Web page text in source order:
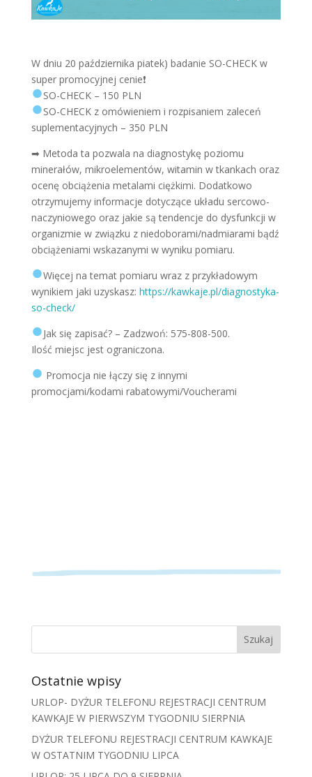
W dniu 20 października piatek) badanie SO-CHECK w
super promocyjnej cenie❗️
SO-CHECK – 150 PLN
SO-CHECK z omówieniem i rozpisaniem zaleceń
suplementacyjnych – 350 PLN
➡ Metoda ta pozwala na diagnostykę poziomu
minerałów, mikroelementów, witamin w tkankach oraz
ocenę obciążenia metalami ciężkimi. Dodatkowo
otrzymujemy informacje dotyczące układu sercowo-
naczyniowego oraz jakie są tendencje do dysfunkcji w
organizmie w związku z niedoborami/nadmiarami bądź
obciążeniami wskazanymi w wyniku pomiaru.
Więcej na temat pomiaru wraz z przykładowym
wynikiem jaki uzyskasz: https://kawkaje.pl/diagnostyka-
so-check/
Jak się zapisać? – Zadzwoń: 575-808-500.
Ilość miejsc jest ograniczona.
Promocja nie łączy się z innymi
promocjami/kodami rabatowymi/Voucherami
Ostatnie wpisy
URLOP- DYŻUR TELEFONU REJESTRACJI CENTRUM
KAWKAJE W PIERWSZYM TYGODNIU SIERPNIA
DYŻUR TELEFONU REJESTRACJI CENTRUM KAWKAJE
W OSTATNIM TYGODNIU LIPCA